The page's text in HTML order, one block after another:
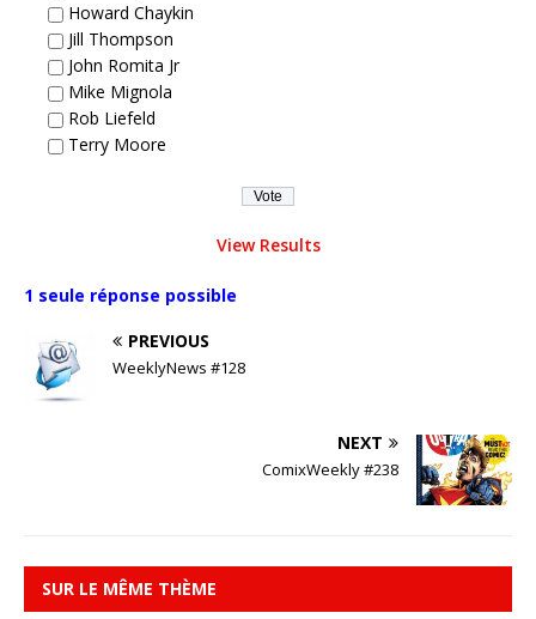
Howard Chaykin
Jill Thompson
John Romita Jr
Mike Mignola
Rob Liefeld
Terry Moore
View Results
1 seule réponse possible
PREVIOUS
WeeklyNews #128
NEXT
ComixWeekly #238
SUR LE MÊME THÈME